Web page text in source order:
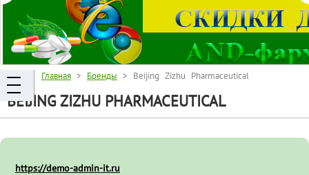
Главная > Бренды > Beijing Zizhu Pharmaceutical
BEIJING ZIZHU PHARMACEUTICAL
https://demo-admin-it.ru